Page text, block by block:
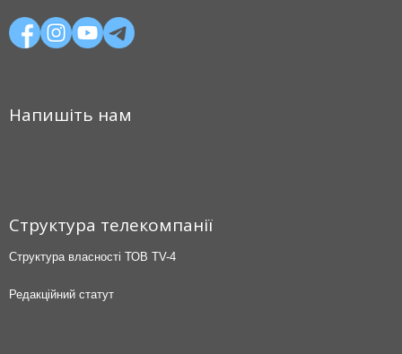
Напишіть нам
Структура телекомпанії
Структура власності ТОВ TV-4
Редакційний статут